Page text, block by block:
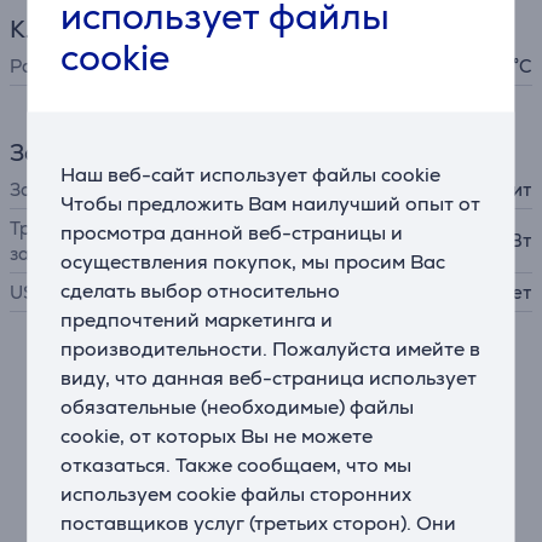
использует файлы
cookie
Наш веб-сайт использует файлы cookie
Чтобы предложить Вам наилучший опыт от
просмотра данной веб-страницы и
осуществления покупок, мы просим Вас
сделать выбор относительно
предпочтений маркетинга и
производительности. Пожалуйста имейте в
виду, что данная веб-страница использует
обязательные (необходимые) файлы
cookie, от которых Вы не можете
отказаться. Также сообщаем, что мы
используем cookie файлы сторонних
поставщиков услуг (третьих сторон). Они
Климатическая техника
Рабочая температура - 45 °C
Зарядное устройство
Зарядное устройство
в комплект не входит
Требуемая мощность
зарядного устройства
2,5 - 5 Вт
USB PD Нет
Описание
Сделайте свой день удивительным
Получите звук по индивидуальному заказу, даже не
глядя на телефон. Используйте органы управления
на интеллектуальном чехле с функцией зарядки